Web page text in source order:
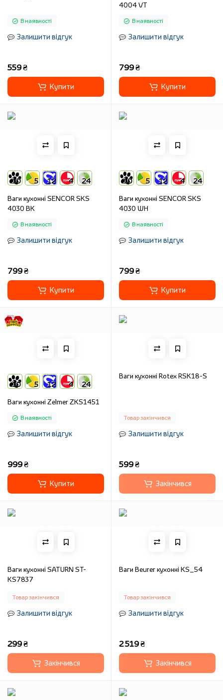
В наявності
Залишити відгук
559 ₴
Купити
4004 VT
В наявності
Залишити відгук
799 ₴
Купити
10 5 12 4 24
Ваги кухонні SENCOR SKS
4030 BK
В наявності
Залишити відгук
799 ₴
Купити
10 5 12 4 24
Ваги кухонні SENCOR SKS
4030 WH
В наявності
Залишити відгук
799 ₴
Купити
10 5 12 4 24
Ваги кухонні Zelmer ZKS1451
В наявності
Залишити відгук
999 ₴
Купити
Ваги кухонні Rotex RSK18-S
Товар закінчився
Залишити відгук
599 ₴
Закінчився
Ваги кухонні SATURN ST-
KS7837
Товар закінчився
Залишити відгук
299 ₴
Закінчився
Ваги Beurer кухонні KS_54
Товар закінчився
Залишити відгук
2 519 ₴
Закінчився